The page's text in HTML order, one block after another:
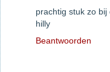
prachtig stuk zo bij
hilly
Beantwoorden